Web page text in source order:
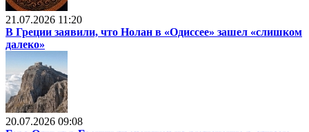
21.07.2026 11:20
В Греции заявили, что Нолан в «Одиссее» зашел «слишком
далеко»
20.07.2026 09:08